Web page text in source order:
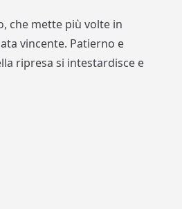
che mette più volte in
vincente. Patierno e
ripresa si intestardisce e